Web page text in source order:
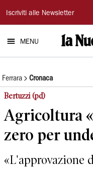
La
Nuova
Ferrara
Iscriviti alle Newsletter
MENU
Ferrara Cronaca
Bertuzzi (pd)
Agricoltura
zero per
«L'approvazione